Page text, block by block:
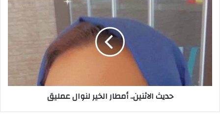
حديث الاثنين.. أمطار الخير لنوال عمليق